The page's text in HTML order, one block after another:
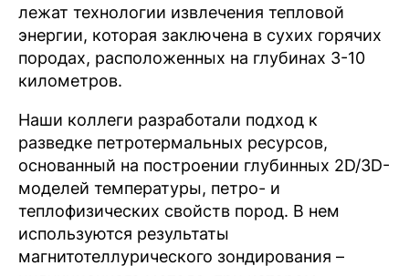
лежат технологии извлечения тепловой
энергии, которая заключена в сухих горячих
породах, расположенных на глубинах 3-10
километров.
Наши коллеги разработали подход к
разведке петротермальных ресурсов,
основанный на построении глубинных 2D/3D-
моделей температуры, петро- и
теплофизических свойств пород. В нем
используются результаты
магнитотеллурического зондирования –